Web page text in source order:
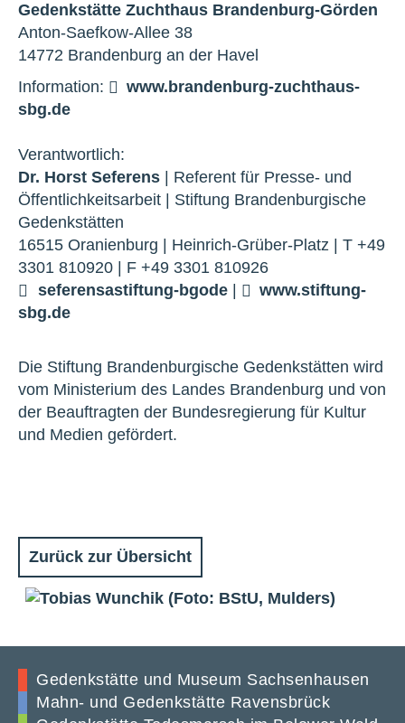
Gedenkstätte Zuchthaus Brandenburg-Görden
Anton-Saefkow-Allee 38
14772 Brandenburg an der Havel
Information:
www.brandenburg-zuchthaus-
sbg.de
Verantwortlich:
Dr. Horst Seferens | Referent für Presse- und
Öffentlichkeitsarbeit | Stiftung Brandenburgische
Gedenkstätten
16515 Oranienburg | Heinrich-Grüber-Platz | T +49
3301 810920 | F +49 3301 810926
seferensastiftung-bgode
www.stiftung-
sbg.de
Die Stiftung Brandenburgische Gedenkstätten wird
vom Ministerium des Landes Brandenburg und von
der Beauftragten der Bundesregierung für Kultur
und Medien gefördert.
Zurück zur Übersicht
Gedenkstätte und Museum Sachsenhausen
Mahn- und Gedenkstätte Ravensbrück